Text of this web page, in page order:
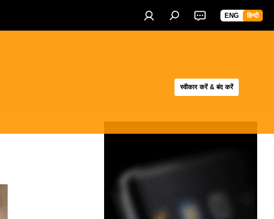
ENG हिन्दी
स्वीकार करें & बंद करें